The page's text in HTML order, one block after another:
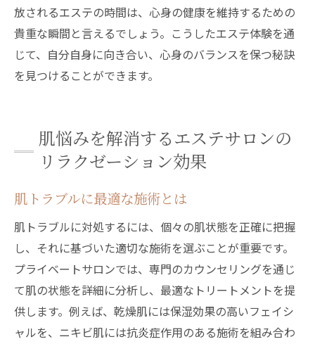
放されるエステの時間は、心身の健康を維持するための
貴重な瞬間と言えるでしょう。こうしたエステ体験を通
じて、自分自身に向き合い、心身のバランスを保つ秘訣
を見つけることができます。
肌悩みを解消するエステサロンの
リラクゼーション効果
肌トラブルに最適な施術とは
肌トラブルに対処するには、個々の肌状態を正確に把握
し、それに基づいた適切な施術を選ぶことが重要です。
プライベートサロンでは、専門のカウンセリングを通じ
て肌の状態を詳細に分析し、最適なトリートメントを提
供します。例えば、乾燥肌には保湿効果の高いフェイシ
ャルを、ニキビ肌には抗炎症作用のある施術を組み合わ